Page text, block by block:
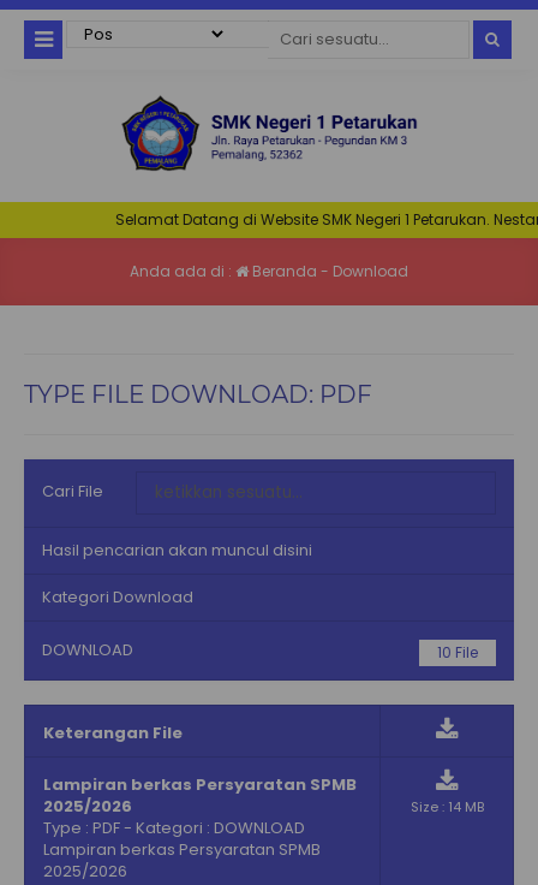
Selamat Datang di Website SMK Negeri 1 Petarukan.
Anda ada di : Beranda - Download
TYPE FILE DOWNLOAD: PDF
Cari File
Hasil pencarian akan muncul disini
Kategori Download
DOWNLOAD 10 File
Keterangan File
Lampiran berkas Persyaratan SPMB
2025/2026
Type : PDF- Kategori : DOWNLOAD
Lampiran berkas Persyaratan SPMB
2025/2026
Size : 14 MB